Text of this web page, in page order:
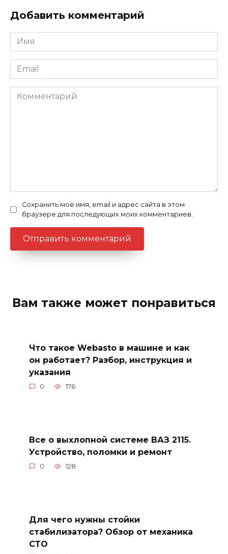
Добавить комментарий
Имя
Email
Комментарий
Сохранить моё имя, email и адрес сайта в этом
браузере для последующих моих комментариев.
Вам также может понравиться
Что такое Webasto в машине и как
он работает? Разбор, инструкция и
указания
0 176
Все о выхлопной системе ВАЗ 2115.
Устройство, поломки и ремонт
0 128
Для чего нужны стойки
стабилизатора? Обзор от механика
СТО